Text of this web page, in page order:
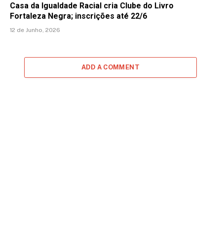
Casa da Igualdade Racial cria Clube do Livro
Fortaleza Negra; inscrições até 22/6
12 de Junho, 2026
ADD A COMMENT